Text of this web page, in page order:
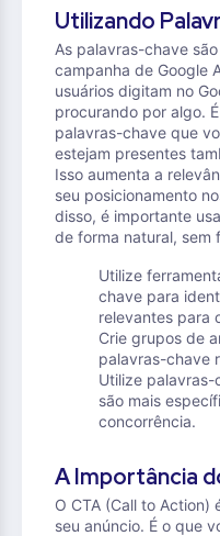
Utilizando
As palavras-chave
campanha de Google
usuários digitam no
procurando por algo.
palavras-chave que
estejam presentes
Isso aumenta a
seu posicionamento
disso, é importante
de forma natural, sem
Utilize
chave para
relevantes para
Crie grupos de
palavras-chave
Utilize
são mais
concorrência.
A Importância
O CTA (Call to Action)
seu anúncio. É o que